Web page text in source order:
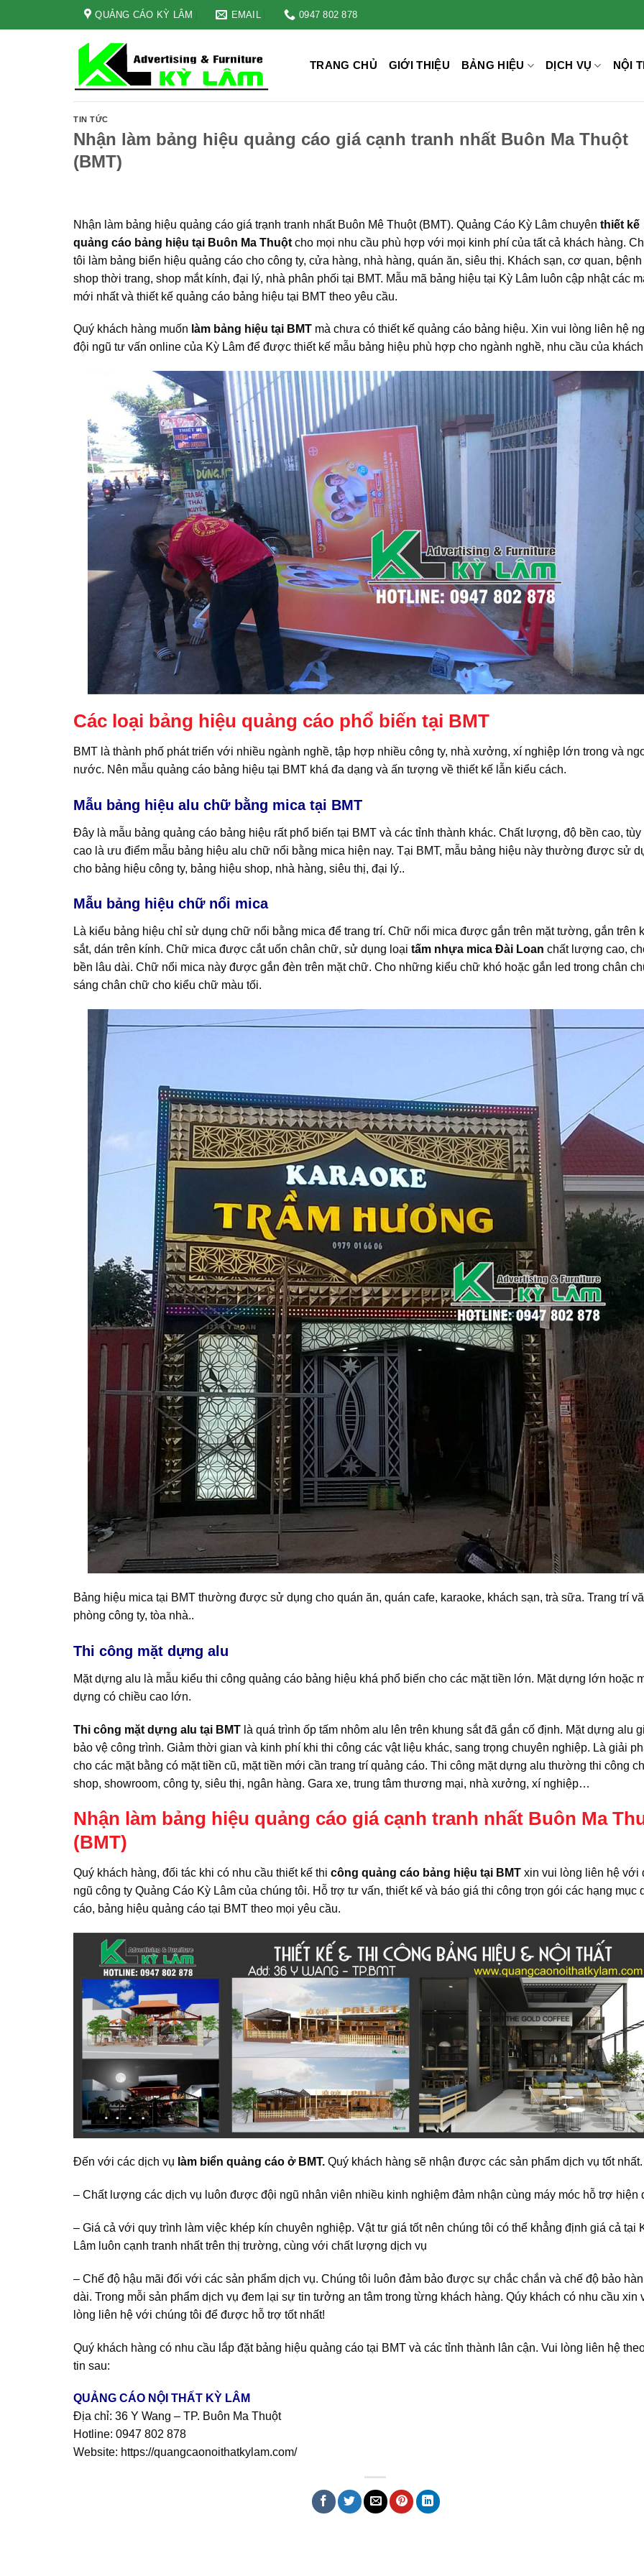
QUẢNG CÁO KỲ LÂM EMAIL 0947 802 878
TRANG CHỦ GIỚI THIỆU BẢNG HIỆU DỊCH VỤ NỘI
TIN TỨC
Nhận làm bảng hiệu quảng cáo giá cạnh tranh nhất Buôn Ma Thuột
(BMT)
Nhận làm bảng hiệu quảng cáo giá trạnh tranh nhất Buôn Mê Thuột (BMT). Quảng Cáo Kỳ Lâm chuyên thiết kế
quảng cáo bảng hiệu tại Buôn Ma Thuột cho mọi nhu cầu phù hợp với mọi kinh phí của tất cả khách hàng.
tôi làm bảng biển hiệu quảng cáo cho công ty, cửa hàng, nhà hàng, quán ăn, siêu thị. Khách sạn, cơ quan,
shop thời trang, shop mắt kính, đại lý, nhà phân phối tại BMT. Mẫu mã bảng hiệu tại Kỳ Lâm luôn cập nhật các
mới nhất và thiết kế quảng cáo bảng hiệu tại BMT theo yêu cầu.
Quý khách hàng muốn làm bảng hiệu tại BMT mà chưa có thiết kế quảng cáo bảng hiệu. Xin vui lòng liên hệ
đội ngũ tư vấn online của Kỳ Lâm để được thiết kế mẫu bảng hiệu phù hợp cho ngành nghề, nhu cầu của
Các loại bảng hiệu quảng cáo phổ biến tại BMT
BMT là thành phố phát triển với nhiều ngành nghề, tập hợp nhiều công ty, nhà xưởng, xí nghiệp lớn trong và
nước. Nên mẫu quảng cáo bảng hiệu tại BMT khá đa dạng và ấn tượng về thiết kế lẫn kiểu cách.
Mẫu bảng hiệu alu chữ bằng mica tại BMT
Đây là mẫu bảng quảng cáo bảng hiệu rất phổ biến tại BMT và các tỉnh thành khác. Chất lượng, độ bền cao, tùy
cao là ưu điểm mẫu bảng hiệu alu chữ nổi bằng mica hiện nay. Tại BMT, mẫu bảng hiệu này thường được sử
cho bảng hiệu công ty, bảng hiệu shop, nhà hàng, siêu thị, đại lý..
Mẫu bảng hiệu chữ nổi mica
Là kiểu bảng hiệu chỉ sử dụng chữ nổi bằng mica để trang trí. Chữ nổi mica được gắn trên mặt tường, gắn trên
sắt, dán trên kính. Chữ mica được cắt uốn chân chữ, sử dụng loại tấm nhựa mica Đài Loan chất lượng cao,
bền lâu dài. Chữ nổi mica này được gắn đèn trên mặt chữ. Cho những kiểu chữ khó hoặc gắn led trong chân
sáng chân chữ cho kiểu chữ màu tối.
Bảng hiệu mica tại BMT thường được sử dụng cho quán ăn, quán cafe, karaoke, khách sạn, trà sữa. Trang trí
phòng công ty, tòa nhà..
Thi công mặt dựng alu
Mặt dựng alu là mẫu kiểu thi công quảng cáo bảng hiệu khá phổ biến cho các mặt tiền lớn. Mặt dựng lớn hoặc
dựng có chiều cao lớn.
Thi công mặt dựng alu tại BMT là quá trình ốp tấm nhôm alu lên trên khung sắt đã gắn cố định. Mặt dựng alu
bảo vệ công trình. Giảm thời gian và kinh phí khi thi công các vật liệu khác, sang trọng chuyên nghiệp. Là giải
cho các mặt bằng có mặt tiền cũ, mặt tiền mới cần trang trí quảng cáo. Thi công mặt dựng alu thường thi công
shop, showroom, công ty, siêu thị, ngân hàng. Gara xe, trung tâm thương mại, nhà xưởng, xí nghiệp…
Nhận làm bảng hiệu quảng cáo giá cạnh tranh nhất Buôn Ma
(BMT)
Quý khách hàng, đối tác khi có nhu cầu thiết kế thi công quảng cáo bảng hiệu tại BMT xin vui lòng liên hệ với
ngũ công ty Quảng Cáo Kỳ Lâm của chúng tôi. Hỗ trợ tư vấn, thiết kế và báo giá thi công trọn gói các hạng mục
cáo, bảng hiệu quảng cáo tại BMT theo mọi yêu cầu.
Đến với các dịch vụ làm biển quảng cáo ở BMT. Quý khách hàng sẽ nhận được các sản phẩm dịch vụ tốt nhất.
– Chất lượng các dịch vụ luôn được đội ngũ nhân viên nhiều kinh nghiệm đảm nhận cùng máy móc hỗ trợ hiện
– Giá cả với quy trình làm việc khép kín chuyên nghiệp. Vật tư giá tốt nên chúng tôi có thể khẳng định giá cả tại
Lâm luôn cạnh tranh nhất trên thị trường, cùng với chất lượng dịch vụ
– Chế độ hậu mãi đối với các sản phẩm dịch vụ. Chúng tôi luôn đảm bảo được sự chắc chắn và chế độ bảo
dài. Trong mỗi sản phẩm dịch vụ đem lại sự tin tưởng an tâm trong từng khách hàng. Qúy khách có nhu cầu xin
lòng liên hệ với chúng tôi để được hỗ trợ tốt nhất!
Quý khách hàng có nhu cầu lắp đặt bảng hiệu quảng cáo tại BMT và các tỉnh thành lân cận. Vui lòng liên hệ
tin sau:
QUẢNG CÁO NỘI THẤT KỲ LÂM
Địa chỉ: 36 Y Wang – TP. Buôn Ma Thuột
Hotline: 0947 802 878
Website: https://quangcaonoithatkylam.com/